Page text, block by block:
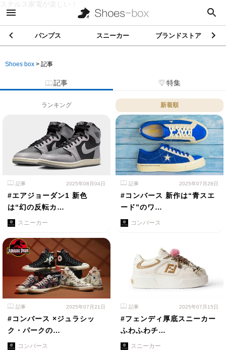
ステルス家電が楽しい！
パンプス スニーカー ブランドストア
Shoes box > 記事
記事 特集
ランキング 新着順
記事 2025年08月04日
#エアジョーダン1 新色
は“幻の反転カ…
スニーカー
記事 2025年07月28日
#コンバース 新作は“青スエ
ード”のワ…
コンバース
記事 2025年07月21日
#コンバース ×ジュラシッ
ク・パークの…
コンバース
記事 2025年07月15日
#フェンディ厚底スニーカー
ふわふわチ…
スニーカー